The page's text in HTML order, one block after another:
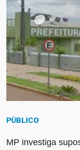
PÚBLICO
MP investiga